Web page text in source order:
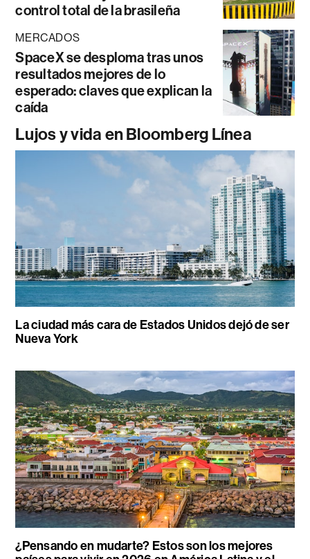
control total de la brasileña
MERCADOS
SpaceX se desploma tras unos
resultados mejores de lo
esperado: claves que explican la
caída
Lujos y vida en Bloomberg Línea
La ciudad más cara de Estados Unidos dejó de ser
Nueva York
¿Pensando en mudarte? Estos son los mejores